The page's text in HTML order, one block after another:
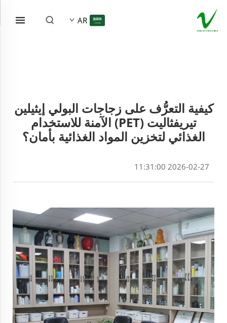
AR
كيفية التعرُّف على زجاجات البولي إيثيلين
تيريفثاليت (PET) الآمنة للاستخدام
الغذائي لتخزين المواد الغذائية بأمان؟
2026-02-27 11:31:00